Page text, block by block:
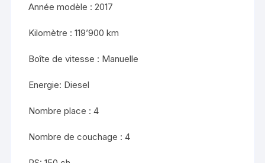
Année modèle : 2017
Kilomètre : 119’900 km
Boîte de vitesse : Manuelle
Energie: Diesel
Nombre place : 4
Nombre de couchage : 4